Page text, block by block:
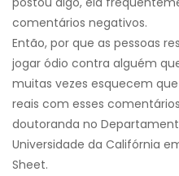
comentários negativos.
Então, por que as pessoas
jogar ódio contra alguém
muitas vezes esquecem
reais com esses
doutoranda no
Universidade da Califórnia
Sheet.